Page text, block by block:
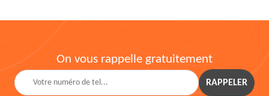
On vous rappelle gratuitement